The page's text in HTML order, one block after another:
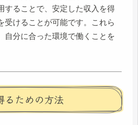
することで、安定した収入を得
受けることが可能です。これら
自分に合った環境で働くことを
るための方法